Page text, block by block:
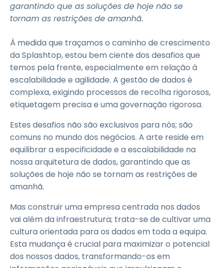
garantindo que as soluções de hoje não se
tornam as restrições de amanhã.
À medida que traçamos o caminho de crescimento
da Splashtop, estou bem ciente dos desafios que
temos pela frente, especialmente em relação à
escalabilidade e agilidade. A gestão de dados é
complexa, exigindo processos de recolha rigorosos,
etiquetagem precisa e uma governação rigorosa.
Estes desafios não são exclusivos para nós; são
comuns no mundo dos negócios. A arte reside em
equilibrar a especificidade e a escalabilidade na
nossa arquitetura de dados, garantindo que as
soluções de hoje não se tornam as restrições de
amanhã.
Mas construir uma empresa centrada nos dados
vai além da infraestrutura; trata-se de cultivar uma
cultura orientada para os dados em toda a equipa.
Esta mudança é crucial para maximizar o potencial
dos nossos dados, transformando-os em